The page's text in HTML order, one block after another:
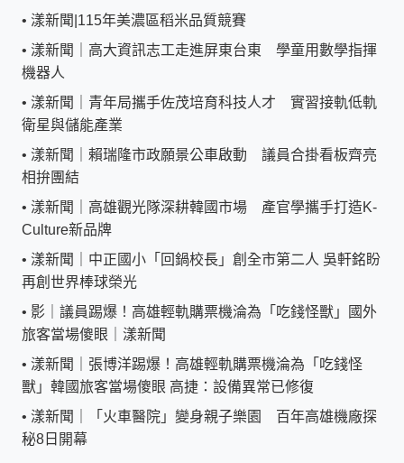
• 漾新聞|115年美濃區稻米品質競賽
• 漾新聞｜高大資訊志工走進屏東台東 學童用數學指揮
機器人
• 漾新聞｜青年局攜手佐茂培育科技人才 實習接軌低軌
衛星與儲能產業
• 漾新聞｜賴瑞隆市政願景公車啟動 議員合掛看板齊亮
相拚團結
• 漾新聞｜高雄觀光隊深耕韓國市場 產官學攜手打造K-
Culture新品牌
• 漾新聞｜中正國小「回鍋校長」創全市第二人 吳軒銘盼
再創世界棒球榮光
• 影｜議員踢爆！高雄輕軌購票機淪為「吃錢怪獸」國外
旅客當場傻眼｜漾新聞
• 漾新聞｜張博洋踢爆！高雄輕軌購票機淪為「吃錢怪
獸」韓國旅客當場傻眼 高捷：設備異常已修復
• 漾新聞｜「火車醫院」變身親子樂園 百年高雄機廠探
秘8日開幕